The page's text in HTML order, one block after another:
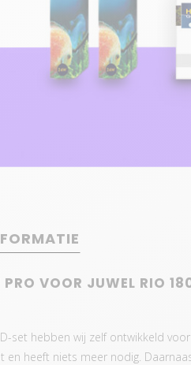
VOOR JUWEL RIO
set hebben wij zelf ontwikkeld
en heeft niets meer nodig.